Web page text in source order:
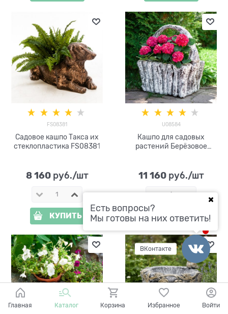
FS08381
Садовое кашпо Такса их
стеклопластика FS08381
8 160 руб./шт
КУПИТЬ
U08584
Кашпо для садовых
растений Берёзовое
11 160 руб./шт
КУПИТЬ
Главная Каталог Корзина Избранное Войти
Есть вопросы?
Мы готовы на них ответить!
ВКонтакте